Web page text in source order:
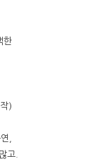
한
)
,
고.